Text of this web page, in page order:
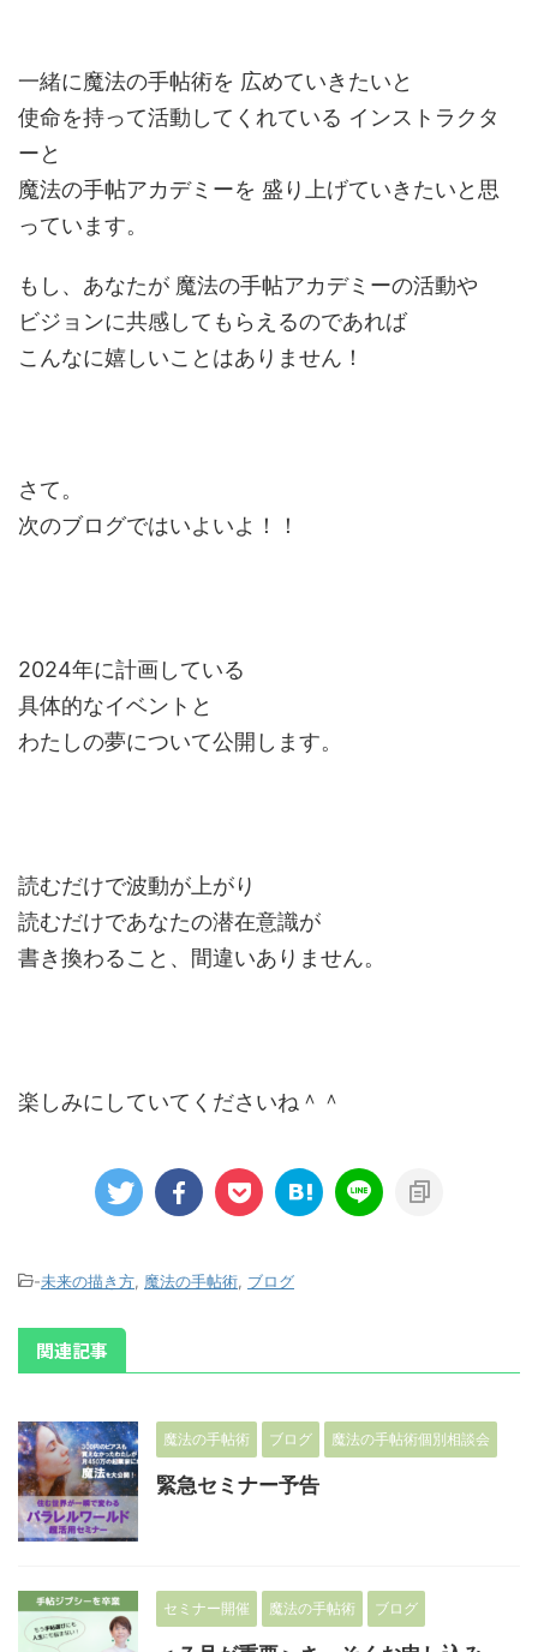
一緒に魔法の手帖術を 広めていきたいと
使命を持って活動してくれている インストラクタ
ーと
魔法の手帖アカデミーを 盛り上げていきたいと思
っています。
もし、あなたが 魔法の手帖アカデミーの活動や
ビジョンに共感してもらえるのであれば
こんなに嬉しいことはありません！
さて。
次のブログではいよいよ！！
2024年に計画している
具体的なイベントと
わたしの夢について公開します。
読むだけで波動が上がり
読むだけであなたの潜在意識が
書き換わること、間違いありません。
楽しみにしていてくださいね＾＾
-未来の描き方 魔法の手帖術 ブログ
関連記事
魔法の手帖術 ブログ 魔法の手帖術個別相談会
緊急セミナー予告
セミナー開催 魔法の手帖術 ブログ